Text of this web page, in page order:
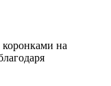
на